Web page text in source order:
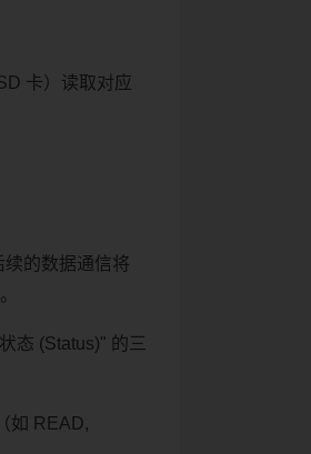
卡）读取对应
的数据通信将
态 (Status)" 的三
如 READ,